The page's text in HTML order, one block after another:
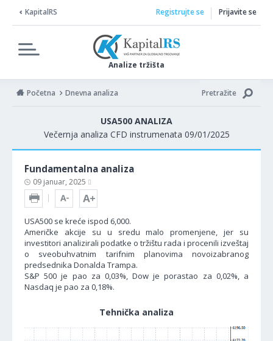
KapitalRS
Analize tržišta
Registrujte se Prijavite se
Početna Dnevna analiza Pretražite
USA500 ANALIZA
Večernja analiza CFD instrumenata 09/01/2025
Fundamentalna analiza
09 januar, 2025
USA500 se kreće ispod 6,000.
Američke akcije su u sredu malo promenjene, jer su
investitori analizirali podatke o tržištu rada i procenili izveštaj
o sveobuhvatnim tarifnim planovima novoizabranog
predsednika Donalda Trampa.
S&P 500 je pao za 0,03%, Dow je porastao za 0,02%, a
Nasdaq je pao za 0,18%.
Tehnička analiza